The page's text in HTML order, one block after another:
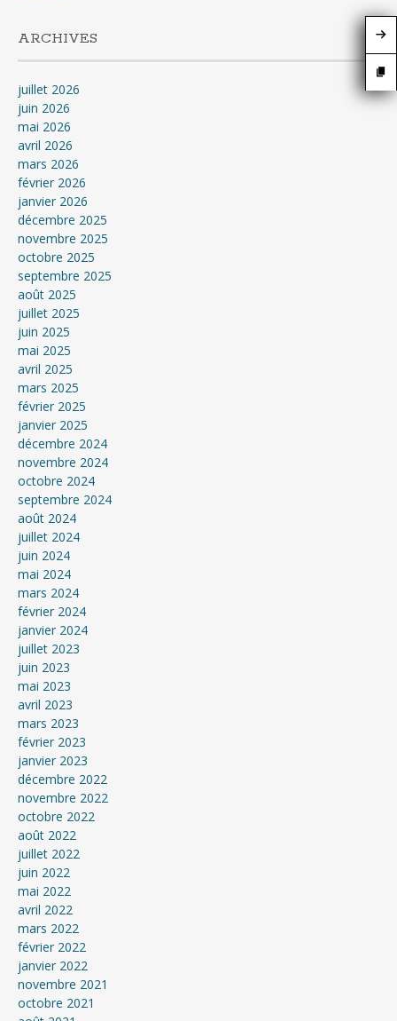
ARCHIVES
juillet 2026
juin 2026
mai 2026
avril 2026
mars 2026
février 2026
janvier 2026
décembre 2025
novembre 2025
octobre 2025
septembre 2025
août 2025
juillet 2025
juin 2025
mai 2025
avril 2025
mars 2025
février 2025
janvier 2025
décembre 2024
novembre 2024
octobre 2024
septembre 2024
août 2024
juillet 2024
juin 2024
mai 2024
mars 2024
février 2024
janvier 2024
juillet 2023
juin 2023
mai 2023
avril 2023
mars 2023
février 2023
janvier 2023
décembre 2022
novembre 2022
octobre 2022
août 2022
juillet 2022
juin 2022
mai 2022
avril 2022
mars 2022
février 2022
janvier 2022
novembre 2021
octobre 2021